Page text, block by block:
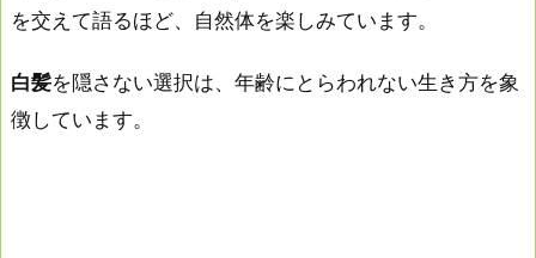
を交えて語るほど、自然体を楽しみています。
白髪を隠さない選択は、年齢にとらわれない生き方を象
徴しています。